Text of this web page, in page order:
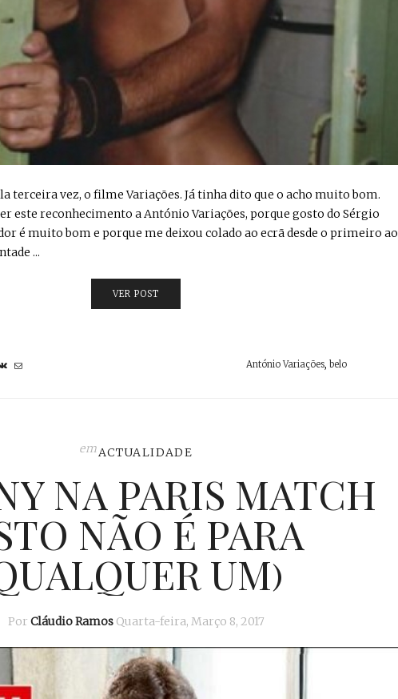
terceira vez, o filme Variações. Já tinha dito que o acho muito bom.
este reconhecimento a António Variações, porque gosto do Sérgio
é muito bom e porque me deixou colado ao ecrã desde o primeiro ao
...
VER POST
António Variações ,belo
emACTUALIDADE
NA PARIS MATCH
NÃO É PARA
UM)
Por Cláudio Ramos Quarta-feira, Março 8, 2017